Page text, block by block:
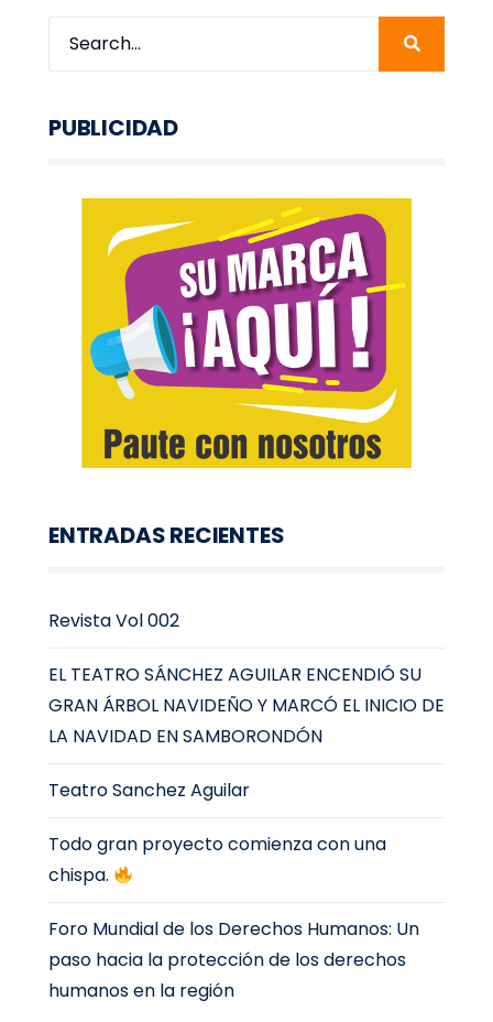
PUBLICIDAD
ENTRADAS RECIENTES
Revista Vol 002
EL TEATRO SÁNCHEZ AGUILAR ENCENDIÓ SU
GRAN ÁRBOL NAVIDEÑO Y MARCÓ EL INICIO DE
LA NAVIDAD EN SAMBORONDÓN
Teatro Sanchez Aguilar
Todo gran proyecto comienza con una
chispa.
Foro Mundial de los Derechos Humanos: Un
paso hacia la protección de los derechos
humanos en la región